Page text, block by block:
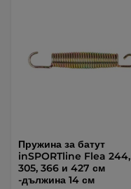
Пружина за батут
inSPORTline Flea 244,
305, 366 и 427 см
-дължина 14 см